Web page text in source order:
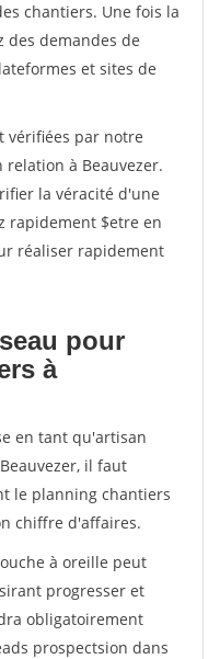
chantiers. Une fois la
des demandes de
et sites de
vérifiées par notre
à Beauvezer.
la véracité d'une
rapidement $etre en
réaliser rapidement
pour
à
en tant qu'artisan
il faut
le planning chantiers
chiffre d'affaires.
à oreille peut
progresser et
obligatoirement
prospectsion dans